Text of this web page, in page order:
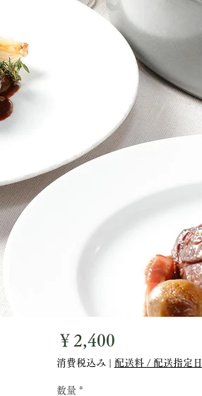
￥2,400価
格
消費税込み| 配送料 / 配送指定日
数量 *